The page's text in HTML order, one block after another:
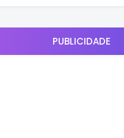
PUBLICIDADE